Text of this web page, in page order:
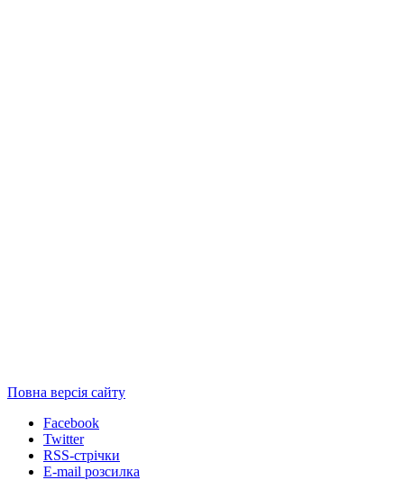
Повна версія сайту
Facebook
Twitter
RSS-стрічки
E-mail розсилка